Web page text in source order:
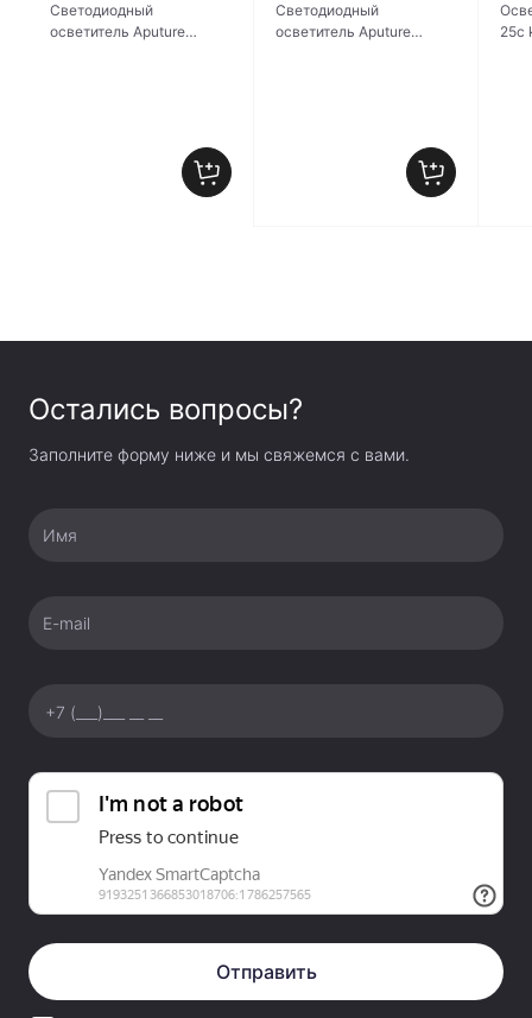
Светодиодный
осветитель Aputure
Светодиодный
осветитель Aputure
Остались вопросы?
Заполните форму ниже и мы свяжемся с вами.
Имя
E-mail
Отправить